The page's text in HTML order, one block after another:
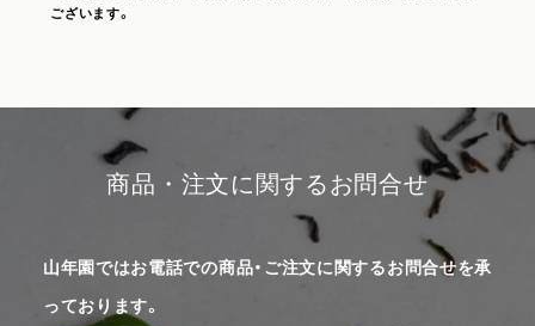
ございます。
商品・注文に関するお問合せ
山年園ではお電話での商品・ご注文に関するお問合せを承
っております。